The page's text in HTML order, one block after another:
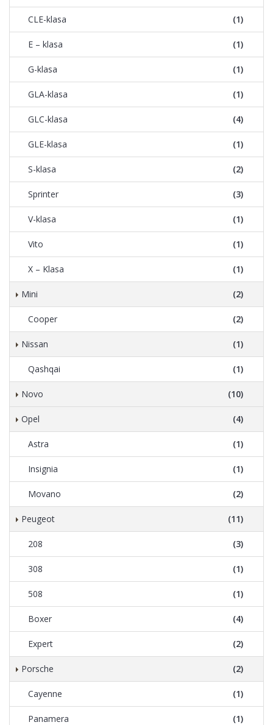
CLE-klasa (1)
E – klasa (1)
G-klasa (1)
GLA-klasa (1)
GLC-klasa (4)
GLE-klasa (1)
S-klasa (2)
Sprinter (3)
V-klasa (1)
Vito (1)
X – Klasa (1)
Mini (2)
Cooper (2)
Nissan (1)
Qashqai (1)
Novo (10)
Opel (4)
Astra (1)
Insignia (1)
Movano (2)
Peugeot (11)
208 (3)
308 (1)
508 (1)
Boxer (4)
Expert (2)
Porsche (2)
Cayenne (1)
Panamera (1)